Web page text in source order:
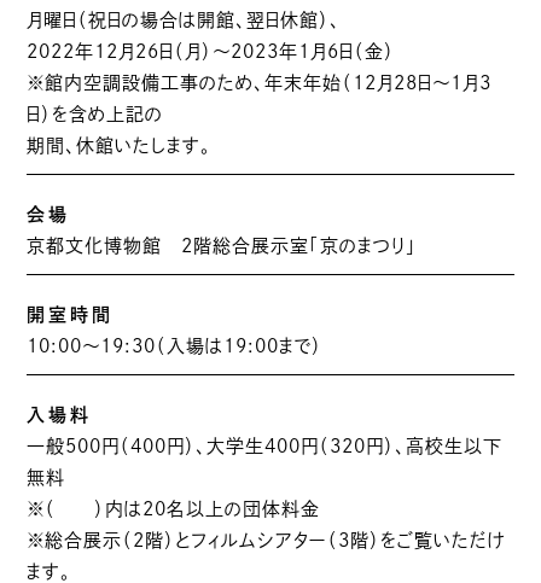
月曜日（祝日の場合は開館、翌日休館）、
2022年12月26日（月）～2023年1月6日（金）
※館内空調設備工事のため、年末年始（12月28日～1月3
日）を含め上記の
期間、休館いたします。
会場
京都文化博物館 2階総合展示室「京のまつり」
開室時間
10:00〜19:30（入場は19:00まで）
入場料
一般500円（400円）、大学生400円（320円）、高校生以下
無料
※（ ）内は20名以上の団体料金
※総合展示（2階）とフィルムシアター（3階）をご覧いただけ
ます。